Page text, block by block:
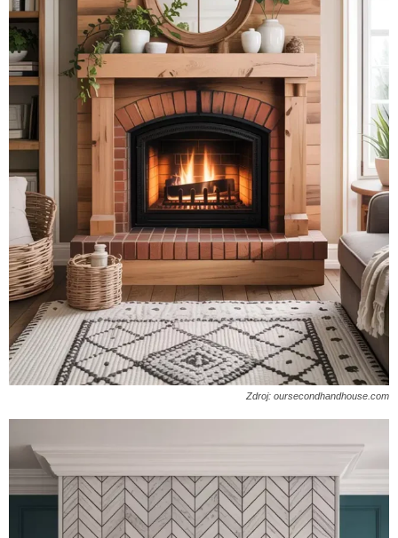
Zdroj: oursecondhandhouse.com